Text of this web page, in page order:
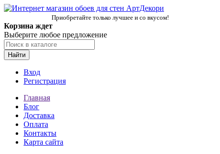
Приобретайте только лучшее и со вкусом!
Корзина ждет
Выберите любое предложение
Найти
Вход
Регистрация
Главная
Блог
Доставка
Оплата
Контакты
Карта сайта